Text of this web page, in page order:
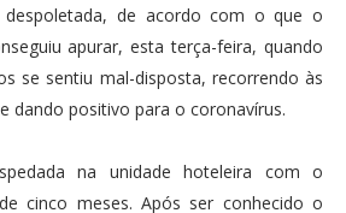
de acordo com o que o
apurar, esta terça-feira, quando
se sentiu mal-disposta, recorrendo às
dando positivo para o coronavírus.
na unidade hoteleira com o
cinco meses. Após ser conhecido o